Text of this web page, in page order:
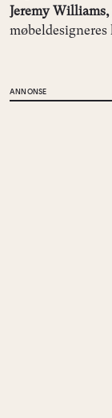
Jeremy Williams,
ANNONSE